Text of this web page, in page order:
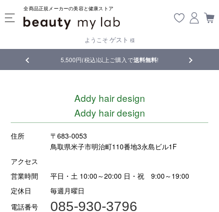
全商品正規メーカーの美容と健康ストア
ようこそ ゲスト 様
5,500円(税込)以上ご購入で送料無料! 【重要】
Addy hair design
Addy hair design
住所
〒683-0053
鳥取県米子市明治町110番地3永島ビル1F
アクセス
営業時間
平日・土 10:00～20:00 日・祝 9:00～19:00
定休日
毎週月曜日
電話番号
085-930-3796